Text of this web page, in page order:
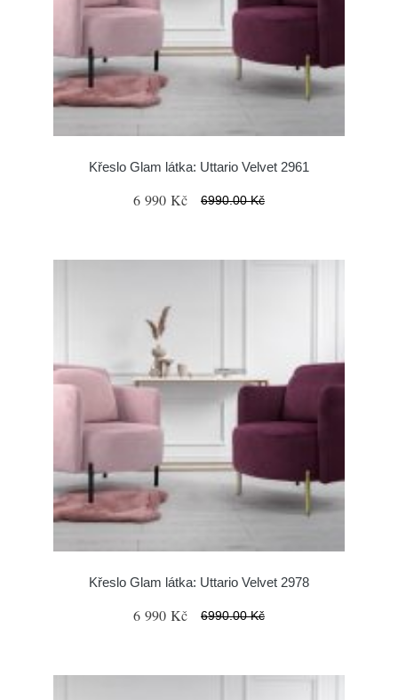
Křeslo Glam látka: Uttario Velvet 2961
6 990 Kč 6990.00 Kč
Křeslo Glam látka: Uttario Velvet 2978
6 990 Kč 6990.00 Kč